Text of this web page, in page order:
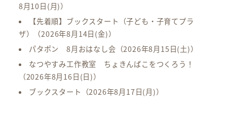
8月10日(月)）
【先着順】ブックスタート（子ども・子育てプラ
ザ）
（2026年8月14日(金)）
パタポン 8月おはなし会 （2026年8月15日(土)）
なつやすみ工作教室 ちょきんばこをつくろう！
（2026年8月16日(日)）
ブックスタート
（2026年8月17日(月)）